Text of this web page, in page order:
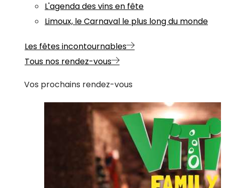
L'agenda des vins en fête
Limoux, le Carnaval le plus long du monde
Les fêtes incontournables
Tous nos rendez-vous
Vos prochains rendez-vous